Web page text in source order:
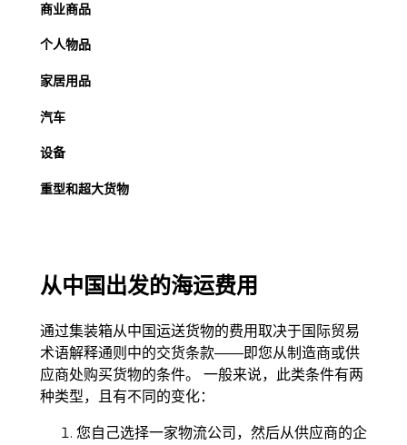
商业商品
个人物品
家居用品
汽车
设备
重型和超大货物
从中国出发的海运费用
通过集装箱从中国运送货物的费用取决于国际贸易
术语解释通则中的交货条款——即您从制造商或供
应商处购买货物的条件。 一般来说，此类条件有两
种类型，且有不同的变化：
您自己选择一家物流公司，然后从供应商的企